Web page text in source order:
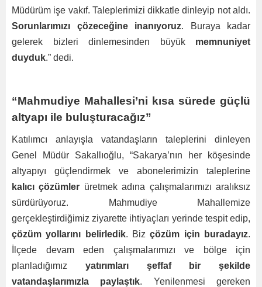
Müdürüm işe vakıf. Taleplerimizi dikkatle dinleyip not aldı.
Sorunlarımızı çözeceğine inanıyoruz. Buraya kadar
gelerek bizleri dinlemesinden büyük memnuniyet
duyduk.” dedi.
“Mahmudiye Mahallesi’ni kısa sürede güçlü
altyapı ile buluşturacağız”
Katılımcı anlayışla vatandaşların taleplerini dinleyen
Genel Müdür Sakallıoğlu, “Sakarya’nın her köşesinde
altyapıyı güçlendirmek ve abonelerimizin taleplerine
kalıcı çözümler üretmek adına çalışmalarımızı aralıksız
sürdürüyoruz. Mahmudiye Mahallemize
gerçekleştirdiğimiz ziyarette ihtiyaçları yerinde tespit edip,
çözüm yollarını belirledik. Bizçözüm için buradayız.
İlçede devam eden çalışmalarımızı ve bölge için
planladığımız yatırımları şeffaf bir şekilde
vatandaşlarımızla paylaştık. Yenilenmesi gereken